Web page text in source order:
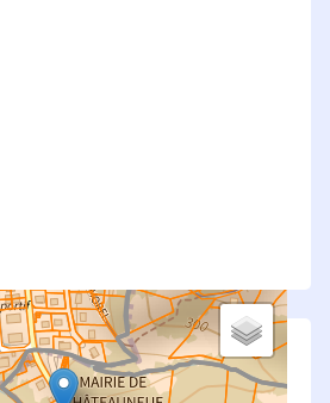
aménagées par le projet